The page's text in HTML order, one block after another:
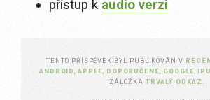
přístup k audio verzi
TENTO PŘÍSPĚVEK BYL PUBLIKOVÁN V
ANDROID
,APPLE DOPORUČENÉ GOOGLE
ZÁLOŽKA TRVALÝ ODKAZ